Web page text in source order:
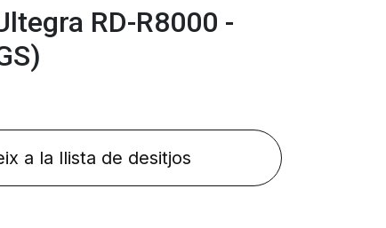
RD-R8000 -
a la llista de desitjos